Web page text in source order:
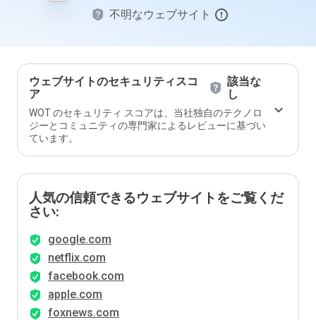
不明なウェブサイト
ウェブサイトのセキュリティスコ
ア
該当な
し
WOT のセキュリティ スコアは、当社独自のテクノロ
ジーとコミュニティの専門家によるレビューに基づい
ています。
人気の信頼できるウェブサイトをご覧くだ
さい:
google.com
netflix.com
facebook.com
apple.com
foxnews.com
価し
ます
か？